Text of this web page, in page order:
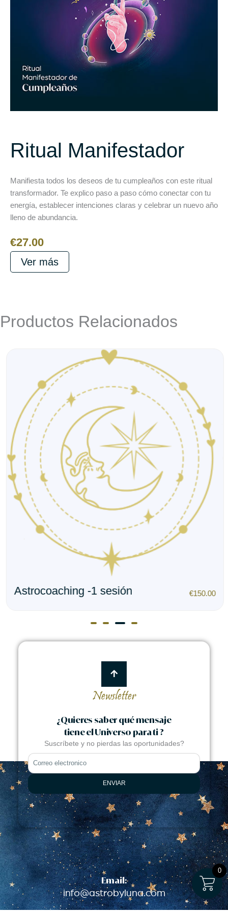
Ritual Manifestador
Manifiesta todos los deseos de tu cumpleaños con este ritual
transformador. Te explico paso a paso cómo conectar con tu
energía, establecer intenciones claras y celebrar un nuevo año
lleno de abundancia.
€27.00
Ver más
Productos Relacionados
Astrocoaching -1 sesión €150.00
Newsletter
¿Quieres saber qué mensaje
tiene el Universo para ti ?
Suscríbete y no pierdas las oportunidades?
Name
ENVIAR
Email:
info@astrobyluna.com
0